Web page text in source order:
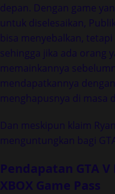
depan. Dengan game
untuk diselesaikan,
bisa menyebalkan,
sehingga jika ada orang
memainkannya
mendapatkannya
menghapusnya di masa
Dan meskipun klaim
menguntungkan bagi
Pendapatan GTA
XBOX Game Pass